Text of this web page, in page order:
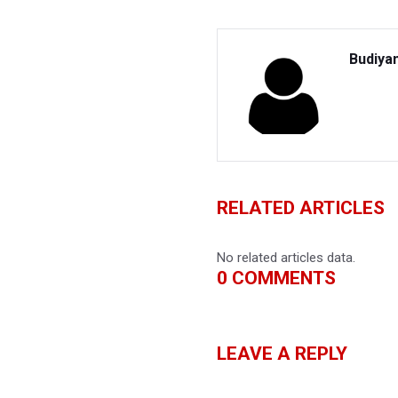
RELATED ARTICLES
No related articles data.
0 COMMENTS
LEAVE A REPLY